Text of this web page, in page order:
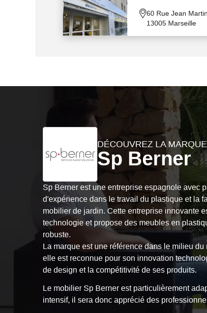
60 Rue Jean Martin
13005 Marseille
DÉCOUVREZ LA MARQUE
Sp Berner
Sp Berner est une entreprise espagnole avec
d'expérience dans le travail du plastique et la
mobilier de jardin. Cette entreprise innovante
technologie et propose des meubles en
robuste.
La marque est une référence dans le milieu du
elle est reconnue pour son innovation
de design et la compétitivité de ses produits.
Le mobilier Sp Berner est particulièrement
intensif, il sera donc apprécié des